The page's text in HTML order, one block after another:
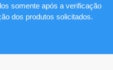
somente após a verificação
dos produtos solicitados.